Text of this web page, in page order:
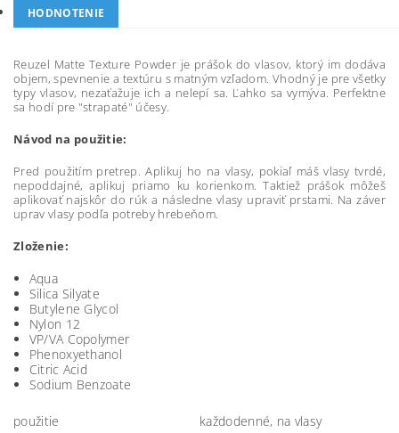
HODNOTENIE
Reuzel Matte Texture Powder je prášok do vlasov, ktorý im dodáva
objem, spevnenie a textúru s matným vzľadom. Vhodný je pre všetky
typy vlasov, nezaťažuje ich a nelepí sa. Ľahko sa vymýva. Perfektne
sa hodí pre "strapaté" účesy.
Návod na použitie:
Pred použitím pretrep. Aplikuj ho na vlasy, pokiaľ máš vlasy tvrdé,
nepoddajné, aplikuj priamo ku korienkom. Taktiež prášok môžeš
aplikovať najskôr do rúk a následne vlasy upraviť prstami. Na záver
uprav vlasy podľa potreby hrebeňom.
Zloženie:
Aqua
Silica Silyate
Butylene Glycol
Nylon 12
VP/VA Copolymer
Phenoxyethanol
Citric Acid
Sodium Benzoate
použitie
každodenné, na vlasy